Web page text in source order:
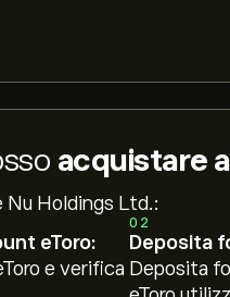
acquistare
Nu Holdings Ltd.:
eToro:
e verifica
02
Deposita
Deposita